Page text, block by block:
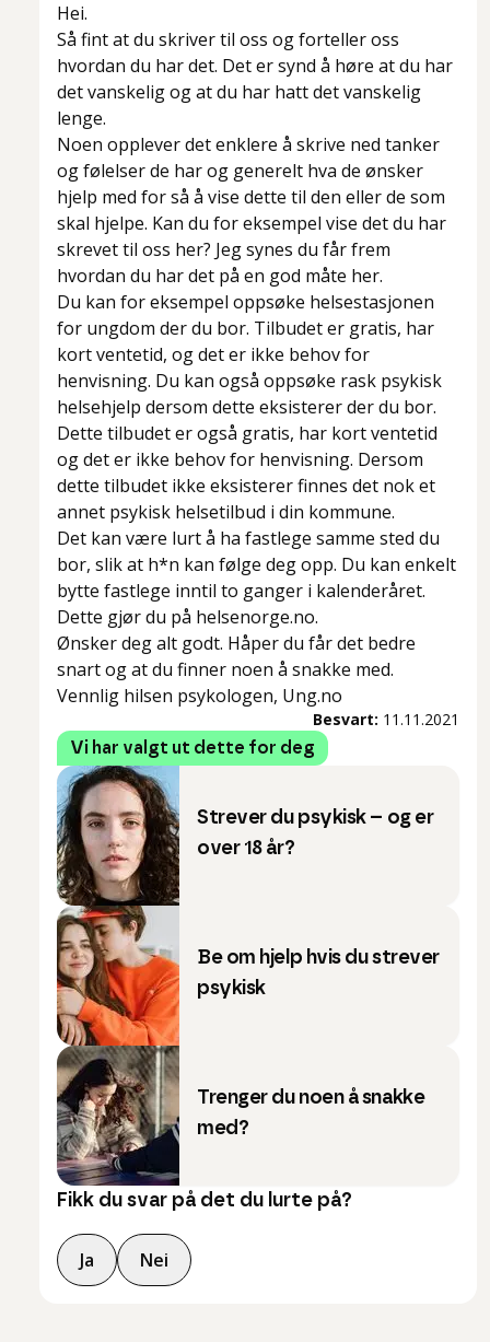
Hei.
Så fint at du skriver til oss og forteller oss
hvordan du har det. Det er synd å høre at du har
det vanskelig og at du har hatt det vanskelig
lenge.
Noen opplever det enklere å skrive ned tanker
og følelser de har og generelt hva de ønsker
hjelp med for så å vise dette til den eller de som
skal hjelpe. Kan du for eksempel vise det du har
skrevet til oss her? Jeg synes du får frem
hvordan du har det på en god måte her.
Du kan for eksempel oppsøke helsestasjonen
for ungdom der du bor. Tilbudet er gratis, har
kort ventetid, og det er ikke behov for
henvisning. Du kan også oppsøke rask psykisk
helsehjelp dersom dette eksisterer der du bor.
Dette tilbudet er også gratis, har kort ventetid
og det er ikke behov for henvisning. Dersom
dette tilbudet ikke eksisterer finnes det nok et
annet psykisk helsetilbud i din kommune.
Det kan være lurt å ha fastlege samme sted du
bor, slik at h*n kan følge deg opp. Du kan enkelt
bytte fastlege inntil to ganger i kalenderåret.
Dette gjør du på helsenorge.no.
Ønsker deg alt godt. Håper du får det bedre
snart og at du finner noen å snakke med.
Vennlig hilsen psykologen, Ung.no
Besvart: 11.11.2021
Vi har valgt ut dette for deg
Strever du psykisk – og er
over 18 år?
Be om hjelp hvis du strever
psykisk
Trenger du noen å snakke
med?
Fikk du svar på det du lurte på?
Ja Nei